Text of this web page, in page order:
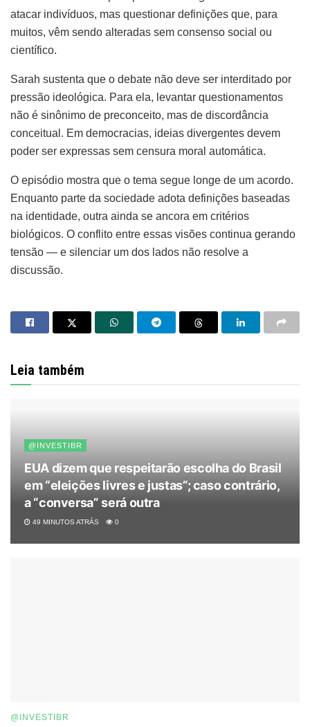
atacar indivíduos, mas questionar definições que, para
muitos, vêm sendo alteradas sem consenso social ou
científico.
Sarah sustenta que o debate não deve ser interditado por
pressão ideológica. Para ela, levantar questionamentos
não é sinônimo de preconceito, mas de discordância
conceitual. Em democracias, ideias divergentes devem
poder ser expressas sem censura moral automática.
O episódio mostra que o tema segue longe de um acordo.
Enquanto parte da sociedade adota definições baseadas
na identidade, outra ainda se ancora em critérios
biológicos. O conflito entre essas visões continua gerando
tensão — e silenciar um dos lados não resolve a
discussão.
Leia também
@INVESTIBR
EUA dizem que respeitarão escolha do Brasil
em “eleições livres e justas”; caso contrário,
a “conversa” será outra
49 MINUTOS ATRÁS 0
@INVESTIBR